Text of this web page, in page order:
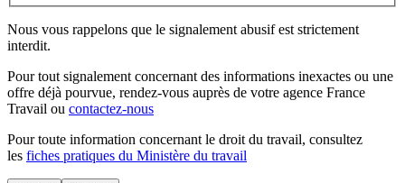
Nous vous rappelons que le signalement abusif est strictement
interdit.
Pour tout signalement concernant des informations inexactes ou une
offre déjà pourvue, rendez-vous auprès de votre agence France
Travail ou contactez-nous
Pour toute information concernant le droit du travail, consultez
les fiches pratiques du Ministère du travail